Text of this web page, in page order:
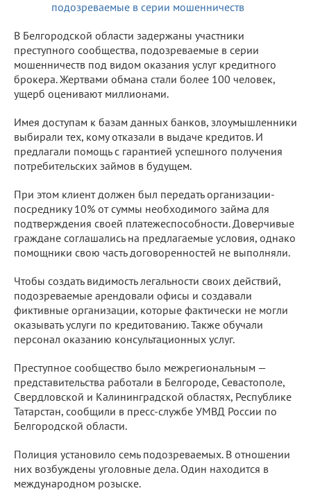
В Белгородской области задержаны участники
преступного сообщества, подозреваемые в серии
мошенничеств под видом оказания услуг кредитного
брокера. Жертвами обмана стали более 100 человек,
ущерб оценивают миллионами.
Имея доступам к базам данных банков, злоумышленники
выбирали тех, кому отказали в выдаче кредитов. И
предлагали помощь с гарантией успешного получения
потребительских займов в будущем.
При этом клиент должен был передать организации-
посреднику 10% от суммы необходимого займа для
подтверждения своей платежеспособности. Доверчивые
граждане соглашались на предлагаемые условия, однако
помощники свою часть договоренностей не выполняли.
Чтобы создать видимость легальности своих действий,
подозреваемые арендовали офисы и создавали
фиктивные организации, которые фактически не могли
оказывать услуги по кредитованию. Также обучали
персонал оказанию консультационных услуг.
Преступное сообщество было межрегиональным —
представительства работали в Белгороде, Севастополе,
Свердловской и Калининградской областях, Республике
Татарстан, сообщили в пресс-службе УМВД России по
Белгородской области.
Полиция установило семь подозреваемых. В отношении
них возбуждены уголовные дела. Один находится в
международном розыске.